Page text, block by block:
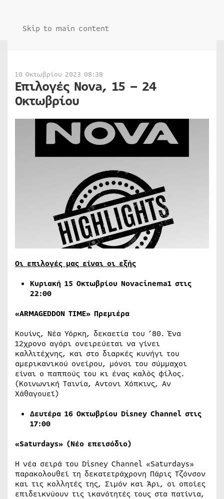
Skip to main content
10 Οκτωβρίου 2023 08:38
Επιλογές Nova, 15 – 24
Οκτωβρίου
Οι επιλογές μας είναι οι εξής
Κυριακή 15 Οκτωβρίου Novacinema1 στις
22:00
«ARMAGEDDON TIME» Πρεμιέρα
Κουίνς, Νέα Υόρκη, δεκαετία του ’80. Ένα
12χρονο αγόρι ονειρεύεται να γίνει
καλλιτέχνης, και στο διαρκές κυνήγι του
αμερικανικού ονείρου, μόνοι του σύμμαχοι
είναι ο παππούς του κι ένας καλός φίλος.
(Κοινωνική Ταινία, Αντονι Χόπκινς, Αν
Χάθαγουεϊ)
Δευτέρα 16 Οκτωβρίου Disney Channel στις
17:00
«Saturdays» (Νέο επεισόδιο)
Η νέα σειρά του Disney Channel «Saturdays»
παρακολουθεί τη δεκατετράχρονη Πάρις Τζόνσον
και τις κολλητές της, Σιμόν και Άρι, οι οποίες
επιδεικνύουν τις ικανότητές τους στα πατίνια,